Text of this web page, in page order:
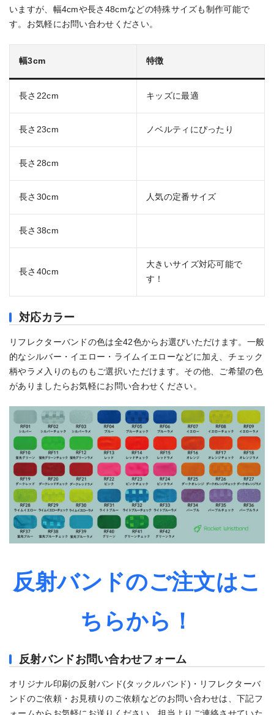
いますが、幅4cmや長さ48cmなどの特殊サイズも制作可能で
す。お気軽にお問い合わせください。
幅3cm 特徴
長さ22cm キッズに最適
長さ23cm ノベルティにぴったり
長さ28cm
長さ30cm 人気の定番サイズ
長さ38cm
長さ40cm
大きいサイズ対応可能で
す！
対応カラー
リフレクターバンドの色は全42色からお選びいただけます。一般
的なシルバー・イエロー・ライムイエローなどに加え、チェック
柄やラメ入りのものもご選択いただけます。その他、ご希望の色
がありましたらお気軽にお問い合わせください。
反射バンドのご注文はこ
ちらから！
反射バンドお問い合わせフォーム
オリジナル印刷の反射バンド(タックルバンド)・リフレクターバ
ンドのご依頼・お見積りのご依頼などのお問い合わせは、下記フ